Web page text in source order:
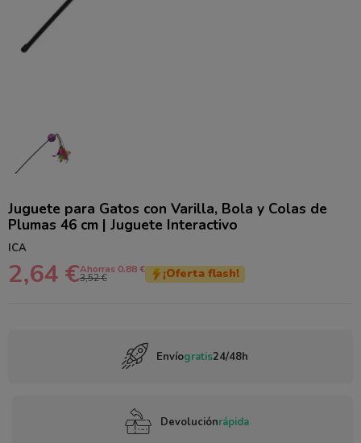
Juguete para Gatos con Varilla, Bola y Colas de
Plumas 46 cm | Juguete Interactivo
ICA
2,64 €Ahorras 0.88 €
3,52 € ¡Oferta flash!
Envíogratis24/48h
Devoluciónrápida